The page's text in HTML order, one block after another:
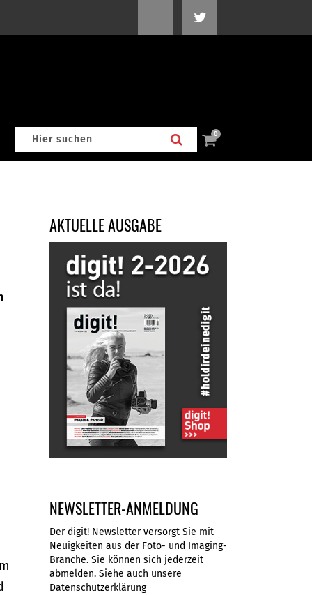
0
AKTUELLE AUSGABE
NEWSLETTER-ANMELDUNG
Der digit! Newsletter versorgt Sie mit
Neuigkeiten aus der Foto- und Imaging-
Branche. Sie können sich jederzeit
abmelden. Siehe auch unsere
Datenschutzerklärung